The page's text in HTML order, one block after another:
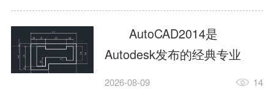
行业工程设计。版本新增图
纸标签页、实景地理地图、
协同设计交流模块，优化命
AutoCAD2014是
Autodesk发布的经典专业
CAD制图设计软件，是工程
2026-08-09 14